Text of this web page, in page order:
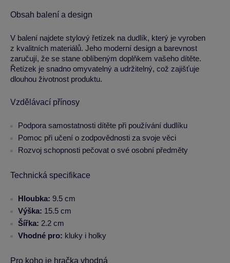
Obsah balení a design
V balení najdete stylový řetízek na dudlík, který je vyroben
z kvalitních materiálů. Jeho moderní design a barevnost
zaručují, že se stane oblíbeným doplňkem vašeho dítěte.
Řetízek je snadno omyvatelný a udržitelný, což zajišťuje
dlouhou životnost produktu.
Vzdělávací přínosy
Podpora samostatnosti dítěte při používání dudlíku
Pomoc při učení o zodpovědnosti za svoje věci
Rozvoj schopnosti pečovat o své osobní předměty
Technická specifikace
Hloubka: 9.5 cm
Výška: 15.5 cm
Šířka: 2.2 cm
Vhodné pro: kluky i holky
Pro koho je hračka vhodná